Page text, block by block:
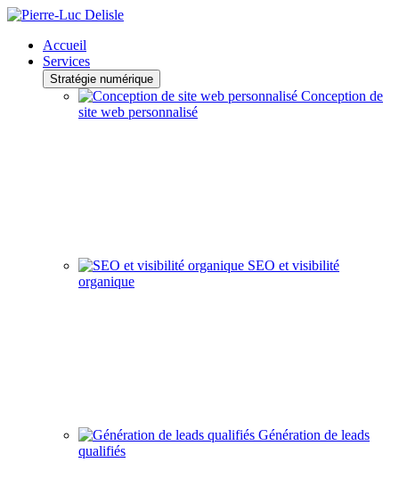
Accueil
Services
Stratégie numérique
Conception de
site web personnalisé
SEO et visibilité
organique
Génération de leads
qualifiés